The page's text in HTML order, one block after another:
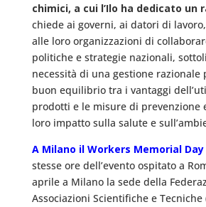
chimici, a cui l’Ilo ha dedicato un
chiede ai governi, ai datori di
alle loro organizzazioni di
politiche e strategie nazionali,
necessità di una gestione razionale
buon equilibrio tra i vantaggi
prodotti e le misure di prevenzione
loro impatto sulla salute e
A Milano il Workers Memorial Day
stesse ore dell’evento ospitato a
aprile a Milano la sede della
Associazioni Scientifiche e Tecniche